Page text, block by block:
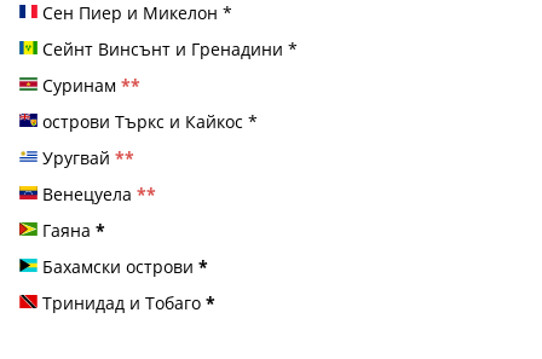
Сен Пиер и Микелон *
Сейнт Винсънт и Гренадини *
Суринам **
острови Търкс и Кайкос *
Уругвай **
Венецуела **
Гаяна *
Бахамски острови *
Тринидад и Тобаго *